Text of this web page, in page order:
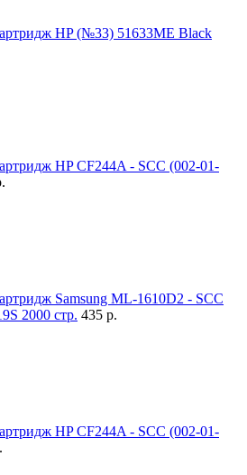
HP (№33) 51633ME Black
HP CF244A - SCC (002-01-
Samsung ML-1610D2 - SCC
2000 стр. 435 р.
HP CF244A - SCC (002-01-